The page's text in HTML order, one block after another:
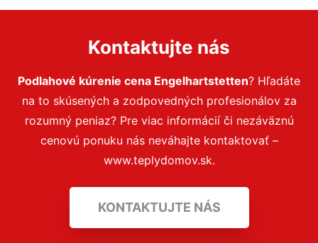
Kontaktujte nás
Podlahové kúrenie cena Engelhartstetten? Hľadáte
na to skúsených a zodpovedných profesionálov za
rozumný peniaz? Pre viac informácií či nezáväznú
cenovú ponuku nás neváhajte kontaktovať –
www.teplydomov.sk.
KONTAKTUJTE NÁS